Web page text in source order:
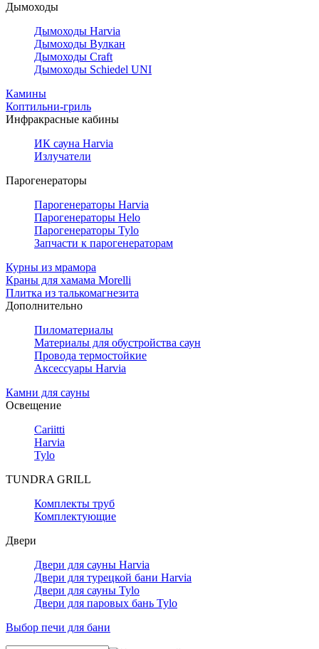
Дымоходы
Дымоходы Harvia
Дымоходы Вулкан
Дымоходы Craft
Дымоходы Schiedel UNI
Камины
Коптильни-гриль
Инфракрасные кабины
ИК сауна Harvia
Излучатели
Парогенераторы
Парогенераторы Harvia
Парогенераторы Helo
Парогенераторы Tylo
Запчасти к парогенераторам
Курны из мрамора
Краны для хамама Morelli
Плитка из талькомагнезита
Дополнительно
Пиломатериалы
Материалы для обустройства саун
Провода термостойкие
Аксессуары Harvia
Камни для сауны
Освещение
Cariitti
Harvia
Tylo
TUNDRA GRILL
Комплекты труб
Комплектующие
Двери
Двери для сауны Harvia
Двери для турецкой бани Harvia
Двери для сауны Tylo
Двери для паровых бань Tylo
Выбор печи для бани